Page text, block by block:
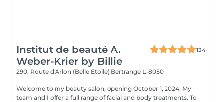
Institut de beauté A.
Weber-Krier by Billie
134
290, Route d'Arlon (Belle Etoile) Bertrange L-8050
Welcome to my beauty salon, opening October 1, 2024. My
team and I offer a full range of facial and body treatments. To